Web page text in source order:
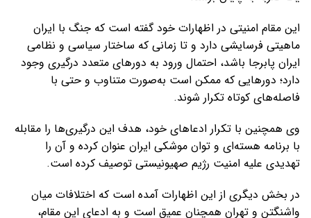
این مقام امنیتی در اظهارات خود گفته است که جنگ با ایران
ماهیتی فرسایشی دارد و تا زمانی که ساختار سیاسی و نظامی
ایران پابرجا باشد، احتمال ورود به دورهای متعدد درگیری وجود
دارد؛ دورهایی که ممکن است به‌صورت متناوب و حتی با
فاصله‌های کوتاه تکرار شوند.
وی همچنین با تکرار ادعاهای خود، هدف این درگیری‌ها را مقابله
با برنامه هسته‌ای و توان موشکی ایران عنوان کرده و آن را
تهدیدی علیه امنیت رژیم صهیونیستی توصیف کرده است.
در بخش دیگری از این اظهارات آمده است که اختلافات میان
واشنگتن و تهران همچنان عمیق است و به ادعای این مقام،